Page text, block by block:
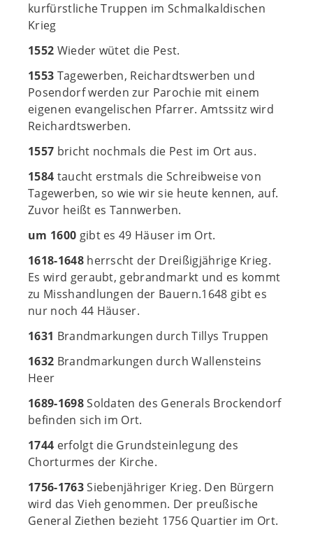
kurfürstliche Truppen im Schmalkaldischen
Krieg
1552 Wieder wütet die Pest.
1553 Tagewerben, Reichardtswerben und
Posendorf werden zur Parochie mit einem
eigenen evangelischen Pfarrer. Amtssitz wird
Reichardtswerben.
1557 bricht nochmals die Pest im Ort aus.
1584 taucht erstmals die Schreibweise von
Tagewerben, so wie wir sie heute kennen, auf.
Zuvor heißt es Tannwerben.
um 1600 gibt es 49 Häuser im Ort.
1618-1648herrscht der Dreißigjährige Krieg.
Es wird geraubt, gebrandmarkt und es kommt
zu Misshandlungen der Bauern.1648 gibt es
nur noch 44 Häuser.
1631 Brandmarkungen durch Tillys Truppen
1632 Brandmarkungen durch Wallensteins
Heer
1689-1698Soldaten des Generals Brockendorf
befinden sich im Ort.
1744 erfolgt die Grundsteinlegung des
Chorturmes der Kirche.
1756-1763Siebenjähriger Krieg. Den Bürgern
wird das Vieh genommen. Der preußische
General Ziethen bezieht 1756 Quartier im Ort.